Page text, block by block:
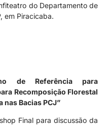
do Departamento de
em Piracicaba.
de Referência para
Recomposição Florestal
nas Bacias PCJ”
Final para discussão da